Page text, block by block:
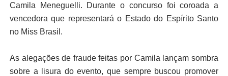
Camila Meneguelli. Durante o concurso foi coroada a
vencedora que representará o Estado do Espírito Santo
no Miss Brasil.
As alegações de fraude feitas por Camila lançam sombra
sobre a lisura do evento, que sempre buscou promover